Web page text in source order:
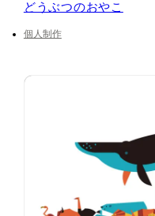
どうぶつのおやこ
個人制作